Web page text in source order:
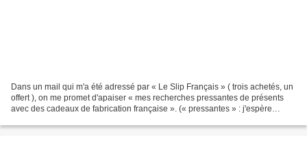
Dans un mail qui m'a été adressé par « Le Slip Français » ( trois achetés, un
offert ), on me promet d'apaiser « mes recherches pressantes de présents
avec des cadeaux de fabrication française ». (« pressantes » : j'espère